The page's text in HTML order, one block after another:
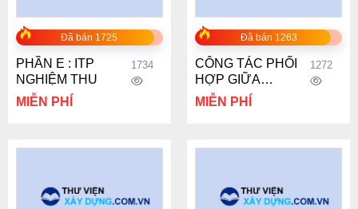
Đã bán 1725
PHẦN E : ITP
NGHIỆM THU
1734
MIỄN PHÍ
Đã bán 1263
CÔNG TÁC PHỐI
HỢP GIỮA
TTQLTK & BCHCT
1272
MIỄN PHÍ